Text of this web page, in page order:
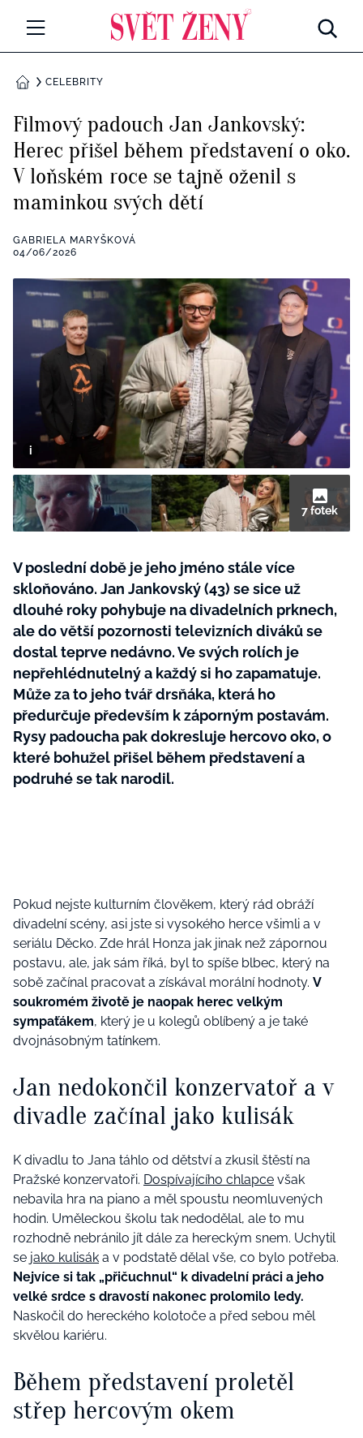
Všechny kategorie
Rozhovory
RETROHUBKY
PSYCHOLOGIE
Seberozvoj
ZDRAVÍ
Životní styl
ZÁBAVA
Všechny kategorie
Testy a kvízy
BYDLENÍ
Všechny kategorie
Tvoření
Rady a tipy
BurdaMedia
Extra
SVĚT ŽENY - 599 KČ
ROČNÍ PŘEDPLATNÉ SVĚT ŽENY +
SADA PRODUKTŮ MANA (10 ks)
DOMŮCELEBRITY
Filmový padouch Jan Jankovský:
Herec přišel během představení o oko.
V loňském roce se tajně oženil s
maminkou svých dětí
GABRIELA MARYŠKOVÁ
04/06/2026
7 fotek
V poslední době je jeho jméno stále více
skloňováno. Jan Jankovský (43) se sice už
dlouhé roky pohybuje na divadelních prknech,
ale do větší pozornosti televizních diváků se
dostal teprve nedávno. Ve svých rolích je
nepřehlédnutelný a každý si ho zapamatuje.
Může za to jeho tvář drsňáka, která ho
předurčuje především k záporným postavám.
Rysy padoucha pak dokresluje hercovo oko, o
které bohužel přišel během představení a
podruhé se tak narodil.
Pokud nejste kulturním člověkem, který rád obráží
divadelní scény, asi jste si vysokého herce všimli a v
seriálu Děcko. Zde hrál Honza jak jinak než zápornou
postavu, ale, jak sám říká, byl to spíše blbec, který na
sobě začínal pracovat a získával morální hodnoty. V
soukromém životě je naopak herec velkým
sympaťákem, který je u kolegů oblíbený a je také
dvojnásobným tatínkem.
Jan nedokončil konzervatoř a v
divadle začínal jako kulisák
K divadlu to Jana táhlo od dětství a zkusil štěstí na
Pražské konzervatoři. Dospívajícího chlapce však
nebavila hra na piano a měl spoustu neomluvených
hodin. Uměleckou školu tak nedodělal, ale to mu
rozhodně nebránilo jít dále za hereckým snem. Uchytil
se jako kulisák a v podstatě dělal vše, co bylo potřeba.
Nejvíce si tak „přičuchnul“ k divadelní práci a jeho
velké srdce s dravostí nakonec prolomilo ledy.
Naskočil do hereckého kolotoče a před sebou měl
skvělou kariéru.
Během představení proletěl
střep hercovým okem